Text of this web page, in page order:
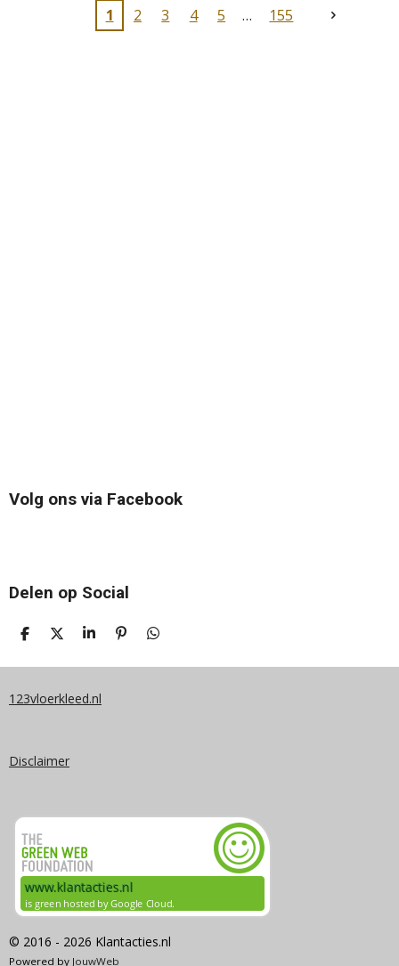
1
2 3 4 5 155
Volg ons via Facebook
Delen op Social
D
L
N
D
E
S
A
E
P
N
D
L
123vloerkleed.nl
Disclaimer
© 2016 - 2026 Klantacties.nl
Powered by JouwWeb